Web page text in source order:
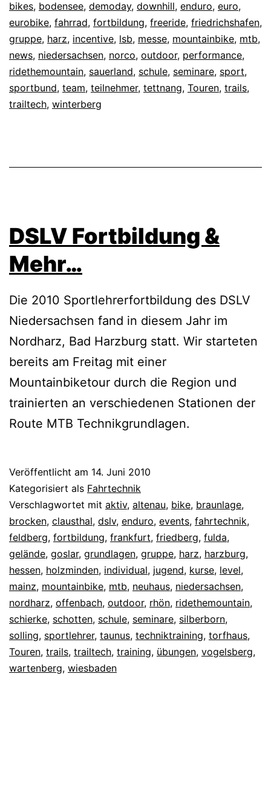
bikes, bodensee, demoday, downhill, enduro, euro,
eurobike, fahrrad, fortbildung, freeride, friedrichshafen,
gruppe, harz, incentive, lsb, messe, mountainbike, mtb,
news, niedersachsen, norco, outdoor, performance,
ridethemountain, sauerland, schule, seminare, sport,
sportbund, team, teilnehmer, tettnang, Touren, trails,
trailtech, winterberg
DSLV Fortbildung &
Mehr…
Die 2010 Sportlehrerfortbildung des DSLV
Niedersachsen fand in diesem Jahr im
Nordharz, Bad Harzburg statt. Wir starteten
bereits am Freitag mit einer
Mountainbiketour durch die Region und
trainierten an verschiedenen Stationen der
Route MTB Technikgrundlagen.
Veröffentlicht am 14. Juni 2010
Kategorisiert als Fahrtechnik
Verschlagwortet mit aktiv, altenau, bike, braunlage,
brocken, clausthal, dslv, enduro, events, fahrtechnik,
feldberg, fortbildung, frankfurt, friedberg, fulda,
gelände, goslar, grundlagen, gruppe, harz, harzburg,
hessen, holzminden, individual, jugend, kurse, level,
mainz, mountainbike, mtb, neuhaus, niedersachsen,
nordharz, offenbach, outdoor, rhön, ridethemountain,
schierke, schotten, schule, seminare, silberborn,
solling, sportlehrer, taunus, techniktraining, torfhaus,
Touren, trails, trailtech, training, übungen, vogelsberg,
wartenberg, wiesbaden